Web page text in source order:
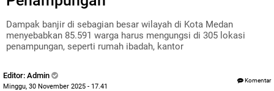
Dampak banjir di sebagian besar wilayah di Kota Medan
menyebabkan 85.591 warga harus mengungsi di 305 lokasi
penampungan, seperti rumah ibadah, kantor
Editor: Admin
Minggu, 30 November 2025 - 17.41
Komentar